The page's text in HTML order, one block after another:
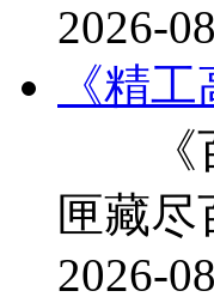
2026-
《精
《百
匣藏
2026-